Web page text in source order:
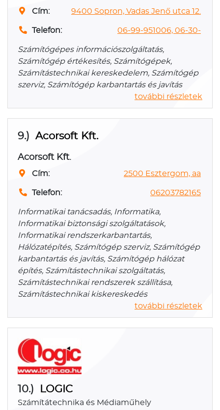
Cím: 9400 Sopron, Vadas Jenő utca 12.
Telefon: 06-99-951006, 06-30-
Számítógépes információszolgáltatás,
Számítógép értékesítés, Számítógépek,
Számítástechnikai kereskedelem, Számítógép
szerviz, Számítógép karbantartás és javítás
további részletek
9.) Acorsoft Kft.
Acorsoft Kft.
Cím: 2500 Esztergom, aa
Telefon: 06203782165
Informatikai tanácsadás, Informatika,
Informatikai biztonsági szolgáltatások,
Informatikai rendszerkarbantartás,
Hálózatépítés, Számítógép szerviz, Számítógép
karbantartás és javítás, Számítógép hálózat
építés, Számítástechnikai szolgáltatás,
Számítástechnikai rendszerek szállítása,
Számítástechnikai kiskereskedés
további részletek
10.) LOGIC
Számítátechnika és Médiaműhely